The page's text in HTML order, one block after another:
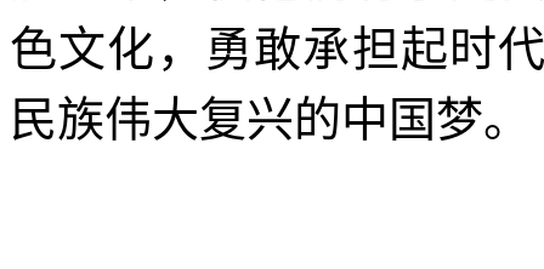
色文化，勇敢承担起时
民族伟大复兴的中国梦。